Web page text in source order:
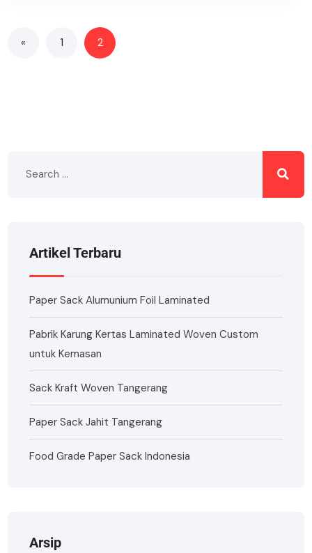
« 1 2
Artikel Terbaru
Paper Sack Alumunium Foil Laminated
Pabrik Karung Kertas Laminated Woven Custom
untuk Kemasan
Sack Kraft Woven Tangerang
Paper Sack Jahit Tangerang
Food Grade Paper Sack Indonesia
Arsip